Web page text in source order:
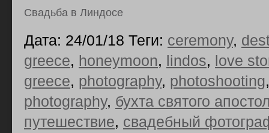
Свадьба в Линдосе
Дата: 24/01/18 Теги: ceremony,
greece, honeymoon, lindos, love
greece, photography, photoshooting
photography, бухта святого
путешествие, свадебный